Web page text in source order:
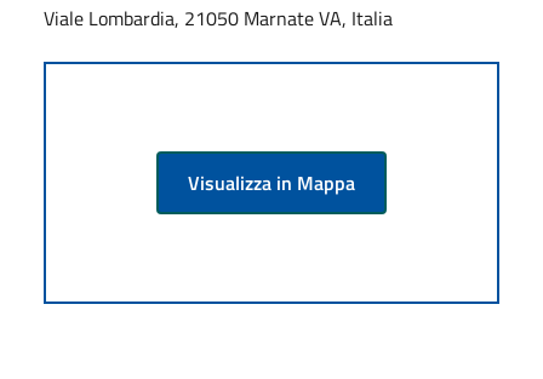
Viale Lombardia, 21050 Marnate VA, Italia
Visualizza in Mappa